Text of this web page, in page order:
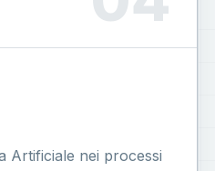
Artificiale nei processi